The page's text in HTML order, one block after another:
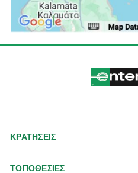
ΚΡΑΤΗΣΕΙΣ
ΤΟΠΟΘΕΣΙΕΣ